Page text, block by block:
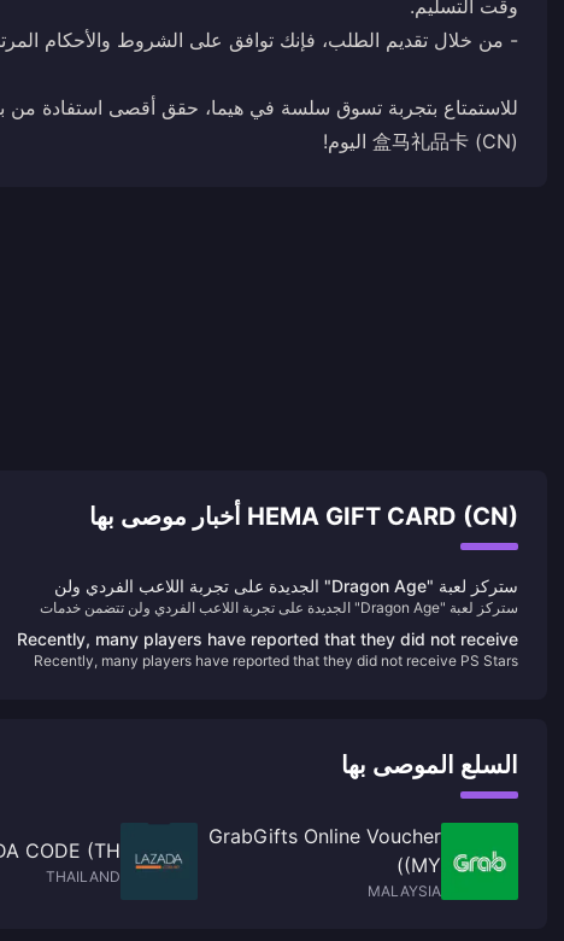
盒马礼品卡 (CN) اليوم!
HEMA GIFT CARD (CN) أخبار موصى بها
ستركز لعبة "Dragon Age" الجديدة على تجربة اللاعب الفردي ولن
تتضمن خدمات الوقت الفعليستركز لعبة "Dragon Age" الجديدة على تجربة اللاعب الفردي ولن تتضمن خدمات
Recently, many players have reported that they did not receive
PS Stars points for recently purchased games.
Recently, many players have reported that they did not receive PS Stars
السلع الموصى بها
GrabGifts Online Voucher
(MY)
MALAYSIA
CODE (TH)
THAILAND